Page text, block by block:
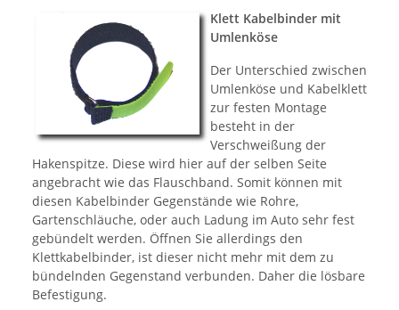
Klett Kabelbinder mit
Umlenköse
Der Unterschied zwischen
Umlenköse und Kabelklett
zur festen Montage
besteht in der
Verschweißung der
Hakenspitze. Diese wird hier auf der selben Seite
angebracht wie das Flauschband. Somit können mit
diesen Kabelbinder Gegenstände wie Rohre,
Gartenschläuche, oder auch Ladung im Auto sehr fest
gebündelt werden. Öffnen Sie allerdings den
Klettkabelbinder, ist dieser nicht mehr mit dem zu
bündelnden Gegenstand verbunden. Daher die lösbare
Befestigung.